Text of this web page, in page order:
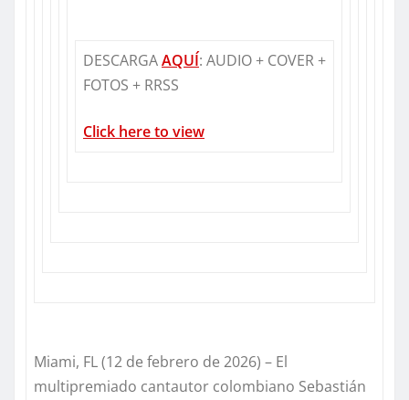
DESCARGAAQUÍ: AUDIO + COVER +
FOTOS + RRSS
Click hereto view
Miami, FL (12 de febrero de 2026) – El
multipremiado cantautor colombiano Sebastián